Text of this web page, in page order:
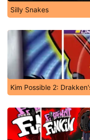
Silly Snakes
Kim Possible 2: